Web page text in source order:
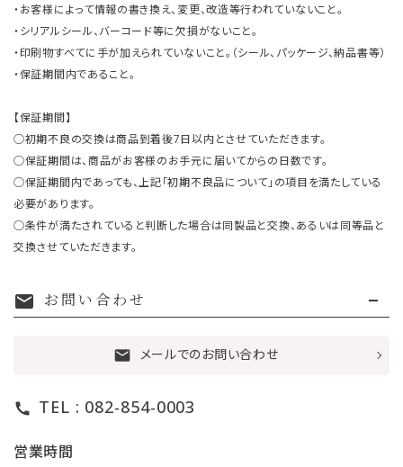
・お客様によって情報の書き換え、変更、改造等行われていないこと。
・シリアルシール、バーコード等に欠損がないこと。
・印刷物すべてに手が加えられていないこと。（シール、パッケージ、納品書等）
・保証期間内であること。
【保証期間】
○初期不良の交換は商品到着後7日以内とさせていただきます。
○保証期間は、商品がお客様のお手元に届いてからの日数です。
○保証期間内であっても、上記「初期不良品について」の項目を満たしている
必要があります。
○条件が満たされていると判断した場合は同製品と交換、あるいは同等品と
交換させていただきます。
mail お問い合わせ
mail メールでのお問い合わせ
call TEL : 082-854-0003
営業時間